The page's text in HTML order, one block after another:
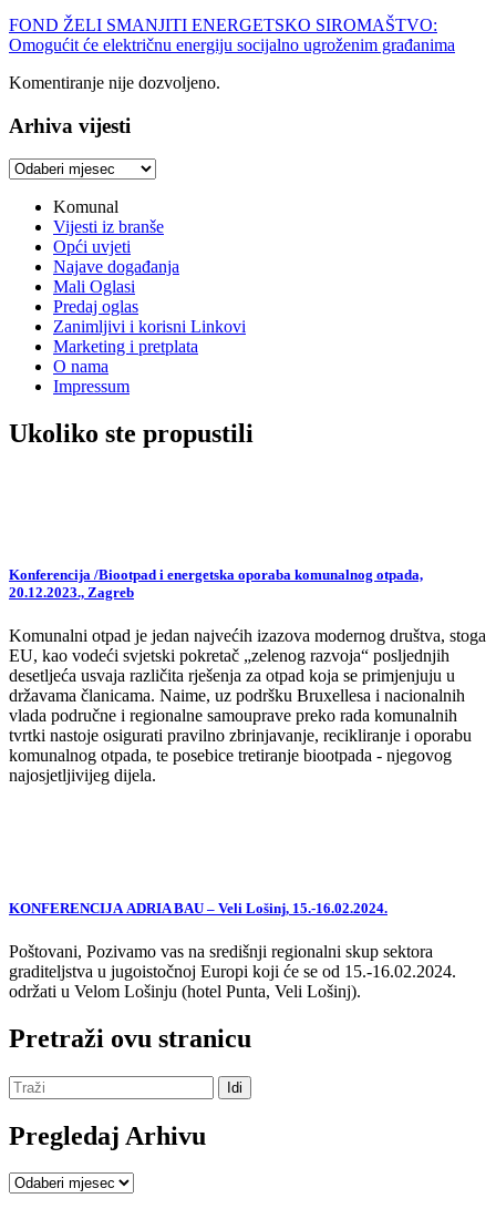
FOND ŽELI SMANJITI ENERGETSKO SIROMAŠTVO:
Omogućit će električnu energiju socijalno ugroženim građanima
Komentiranje nije dozvoljeno.
Arhiva vijesti
Arhiva
Komunal
Vijesti iz branše
Opći uvjeti
Najave događanja
Mali Oglasi
Predaj oglas
Zanimljivi i korisni Linkovi
Marketing i pretplata
O nama
Impressum
Ukoliko ste propustili
Konferencija /Biootpad i energetska oporaba komunalnog otpada,
20.12.2023., Zagreb
Komunalni otpad je jedan najvećih izazova modernog društva, stoga
EU, kao vodeći svjetski pokretač „zelenog razvoja“ posljednjih
desetljeća usvaja različita rješenja za otpad koja se primjenjuju u
državama članicama. Naime, uz podršku Bruxellesa i nacionalnih
vlada područne i regionalne samouprave preko rada komunalnih
tvrtki nastoje osigurati pravilno zbrinjavanje, recikliranje i oporabu
komunalnog otpada, te posebice tretiranje biootpada - njegovog
najosjetljivijeg dijela.
KONFERENCIJA ADRIA BAU – Veli Lošinj, 15.-16.02.2024.
Poštovani, Pozivamo vas na središnji regionalni skup sektora
graditeljstva u jugoistočnoj Europi koji će se od 15.-16.02.2024.
održati u Velom Lošinju (hotel Punta, Veli Lošinj).
Pretraži ovu stranicu
Pregledaj Arhivu
Pregledaj